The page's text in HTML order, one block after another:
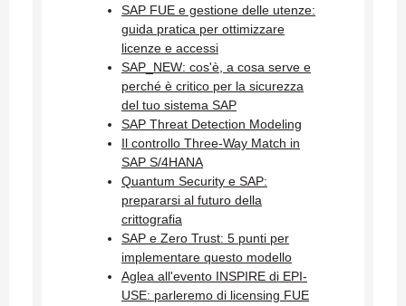
SAP FUE e gestione delle utenze:
guida pratica per ottimizzare
licenze e accessi
SAP_NEW: cos'è, a cosa serve e
perché è critico per la sicurezza
del tuo sistema SAP
SAP Threat Detection Modeling
Il controllo Three-Way Match in
SAP S/4HANA
Quantum Security e SAP:
prepararsi al futuro della
crittografia
SAP e Zero Trust: 5 punti per
implementare questo modello
Aglea all'evento INSPIRE di EPI-
USE: parleremo di licensing FUE